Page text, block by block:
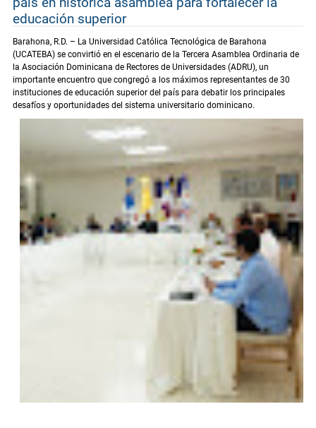
educación superior
Barahona, R.D. – La Universidad Católica Tecnológica de Barahona
(UCATEBA) se convirtió en el escenario de la Tercera Asamblea Ordinaria de
la Asociación Dominicana de Rectores de Universidades (ADRU), un
importante encuentro que congregó a los máximos representantes de 30
instituciones de educación superior del país para debatir los principales
desafíos y oportunidades del sistema universitario dominicano.